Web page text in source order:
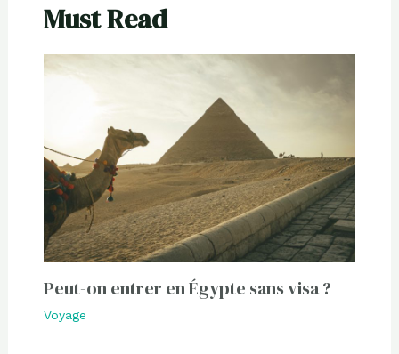
Must Read
Peut-on entrer en Égypte sans visa ?
Voyage